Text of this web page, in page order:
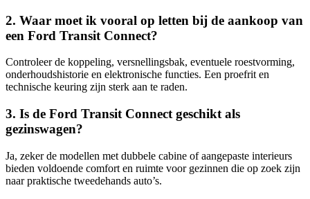
2. Waar moet ik vooral op letten bij de aankoop van
een Ford Transit Connect?
Controleer de koppeling, versnellingsbak, eventuele roestvorming,
onderhoudshistorie en elektronische functies. Een proefrit en
technische keuring zijn sterk aan te raden.
3. Is de Ford Transit Connect geschikt als
gezinswagen?
Ja, zeker de modellen met dubbele cabine of aangepaste interieurs
bieden voldoende comfort en ruimte voor gezinnen die op zoek zijn
naar praktische tweedehands auto’s.